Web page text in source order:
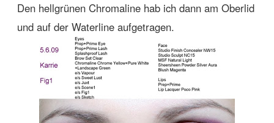
Den hellgrünen Chromaline hab ich dann am Oberlid
und auf der Waterline aufgetragen.